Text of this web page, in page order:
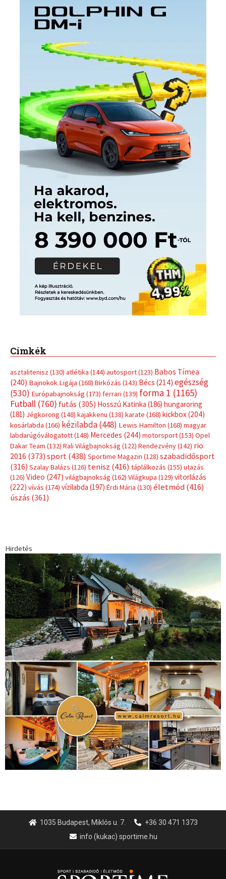
Címkék
asztalitenisz (130) atlétika (144) autosport(123) Babos Tímea
(240) Bajnokok Ligája (168) Birkózás (143) Bécs (214) egészség
(530) Európabajnokság (173) ferrari (139) forma 1 (1165)
Futball (760) futás (305) Hosszú Katinka (186) hungaroring
(181) Jégkorong (148) kajakkenu (138) karate (168) kickbox(204)
kosárlabda (166) kézilabda(448) Lewis Hamilton (168) magyar
labdarúgóválogatott(148) Mercedes (244) motorsport(153) Opel
Dakar Team (132) Rali Világbajnokság (122) Rendezvény(142) rio
2016 (373) sport(438) Sportime Magazin (128) szabadidősport
(316) Szalay Balázs (126) tenisz (416) táplálkozás (155) utazás
(126) Video (247) világbajnokság (162) Világkupa (129) vitorlázás
(222) vívás (174) vízilabda (197) Érdi Mária (130) életmód(416)
úszás (361)
Hirdetés
1035 Budapest, Miklós u. 7.
+36 30 471 1373
info (kukac) sportime.hu